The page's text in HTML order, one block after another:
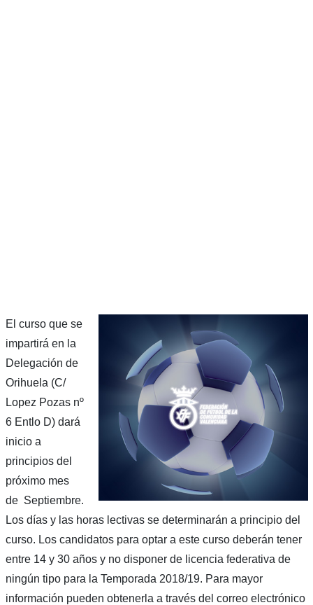
El curso que se
impartirá en la
Delegación de
Orihuela (C/
Lopez Pozas nº
6 Entlo D) dará
inicio a
principios del
próximo mes
de Septiembre.
Los días y las horas lectivas se determinarán a principio del
curso. Los candidatos para optar a este curso deberán tener
entre 14 y 30 años y no disponer de licencia federativa de
ningún tipo para la Temporada 2018/19. Para mayor
información pueden obtenerla a través del correo electrónico